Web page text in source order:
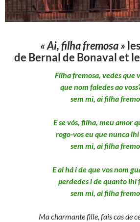
« Ai, filha fremosa »
de Bernal de Bonaval et
Filha fremosa, vedes que
que nom faledes ao
sem mi, ai filha
E se vós, filha, meu amor
rogo-vos eu que nunca
sem mi, ai filha
E al há i de que vos nom
perdedes i de quanto lhi
sem mi, ai filha
Ma charmante fille, fais cas de